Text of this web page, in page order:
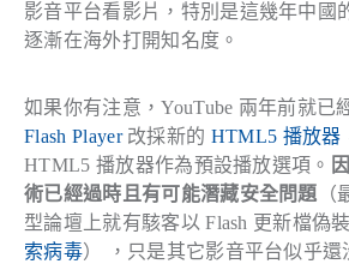
影音平台看影片，特別是這幾年中國
逐漸在海外打開知名度。
如果你有注意，YouTube 兩年前就已
Flash Player改採新的 HTML5 播放器
HTML5 播放器作為預設播放選項。
術已經過時且有可能潛藏安全問題 （
型論壇上就有駭客以 Flash 更新檔偽
索病毒） ，只是其它影音平台似乎還